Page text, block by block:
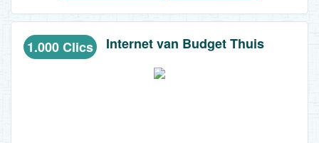
1.000 Clics Internet van Budget Thuis